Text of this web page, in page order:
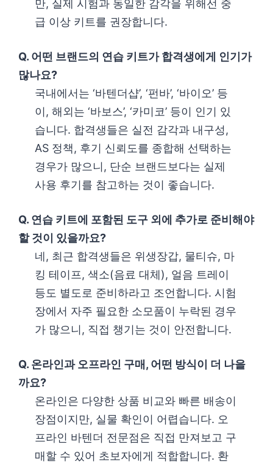
만, 실제 시험과 동일한 감각을 위해선 중
급 이상 키트를 권장합니다.
Q. 어떤 브랜드의 연습 키트가 합격생에게 인기가
많나요?
국내에서는 ‘바텐더샵’, ‘펀바’, ‘바이오’ 등
이, 해외는 ‘바보스’, ‘카미코’ 등이 인기 있
습니다. 합격생들은 실전 감각과 내구성,
AS 정책, 후기 신뢰도를 종합해 선택하는
경우가 많으니, 단순 브랜드보다는 실제
사용 후기를 참고하는 것이 좋습니다.
Q. 연습 키트에 포함된 도구 외에 추가로 준비해야
할 것이 있을까요?
네, 최근 합격생들은 위생장갑, 물티슈, 마
킹 테이프, 색소(음료 대체), 얼음 트레이
등도 별도로 준비하라고 조언합니다. 시험
장에서 자주 필요한 소모품이 누락된 경우
가 많으니, 직접 챙기는 것이 안전합니다.
Q. 온라인과 오프라인 구매, 어떤 방식이 더 나을
까요?
온라인은 다양한 상품 비교와 빠른 배송이
장점이지만, 실물 확인이 어렵습니다. 오
프라인 바텐더 전문점은 직접 만져보고 구
매할 수 있어 초보자에게 적합합니다. 환